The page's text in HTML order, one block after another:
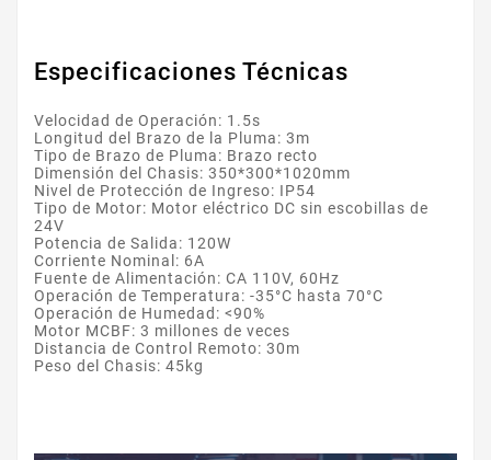
Especificaciones Técnicas
Velocidad de Operación: 1.5s
Longitud del Brazo de la Pluma: 3m
Tipo de Brazo de Pluma: Brazo recto
Dimensión del Chasis: 350*300*1020mm
Nivel de Protección de Ingreso: IP54
Tipo de Motor: Motor eléctrico DC sin escobillas de
24V
Potencia de Salida: 120W
Corriente Nominal: 6A
Fuente de Alimentación: CA 110V, 60Hz
Operación de Temperatura: -35°C hasta 70°C
Operación de Humedad: <90%
Motor MCBF: 3 millones de veces
Distancia de Control Remoto: 30m
Peso del Chasis: 45kg